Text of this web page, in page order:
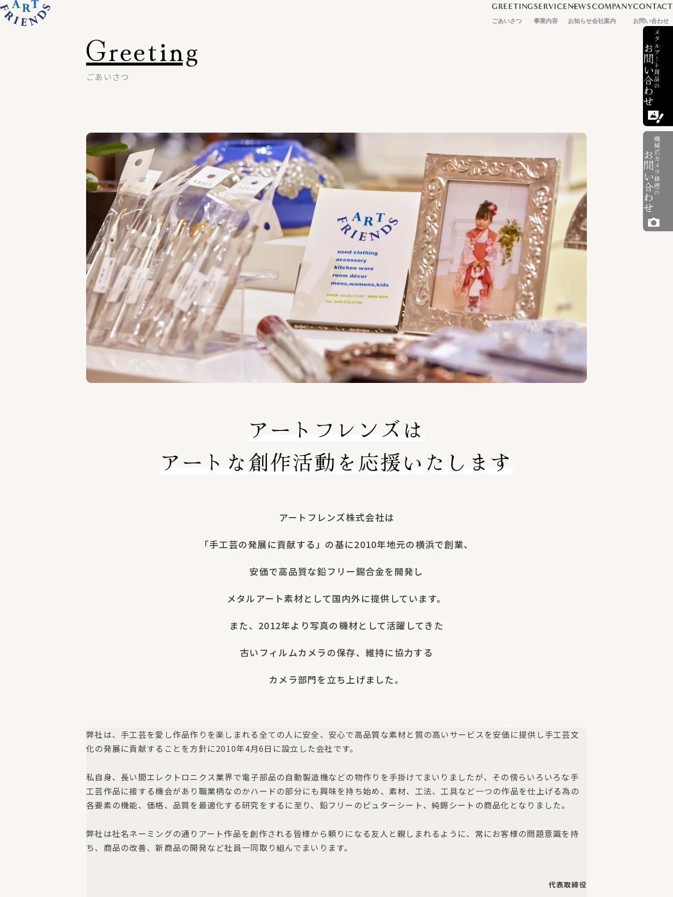
GREETING
ごあいさつ
SERVICE
事業内容
メタルアート部門
カメラサービス部門
NEWS
お知らせ
COMPANY
会社案内
CONTACT
お問い合わせ
メタルアート用品の
お問い合わせ
機械式カメラ修理の
お問い合わせ
Greeting
ごあいさつ
アートフレンズは
アートな創作活動を 応援いたします
アートフレンズ株式会社は
「手工芸の発展に貢献する」の基に2010年地元の横浜で創業、
安価で高品質な鉛フリー錫合金を開発し
メタルアート素材として国内外に提供しています。
また、2012年より写真の機材として活躍してきた
古いフィルムカメラの保存、維持に協力する
カメラ部門を立ち上げました。
弊社は、手工芸を愛し作品作りを楽しまれる全ての人に安全、安心で高品質な素材と質の高いサービスを安価に提供し手工芸文
化の発展に貢献することを方針に2010年4月6日に設立した会社です。
私自身、長い間エレクトロニクス業界で電子部品の自動製造機などの物作りを手掛けてまいりましたが、その傍らいろいろな手
工芸作品に接する機会があり職業柄なのかハードの部分にも興味を持ち始め、素材、工法、工具など一つの作品を仕上げる為の
各要素の機能、価格、品質を最適化する研究をするに至り、鉛フリーのピュターシート、純錫シートの商品化となりました。
弊社は社名ネーミングの通りアート作品を創作される皆様から頼りになる友人と親しまれるように、常にお客様の問題意識を持
ち、商品の改善、新商品の開発など社員一同取り組んでまいります。
代表取締役